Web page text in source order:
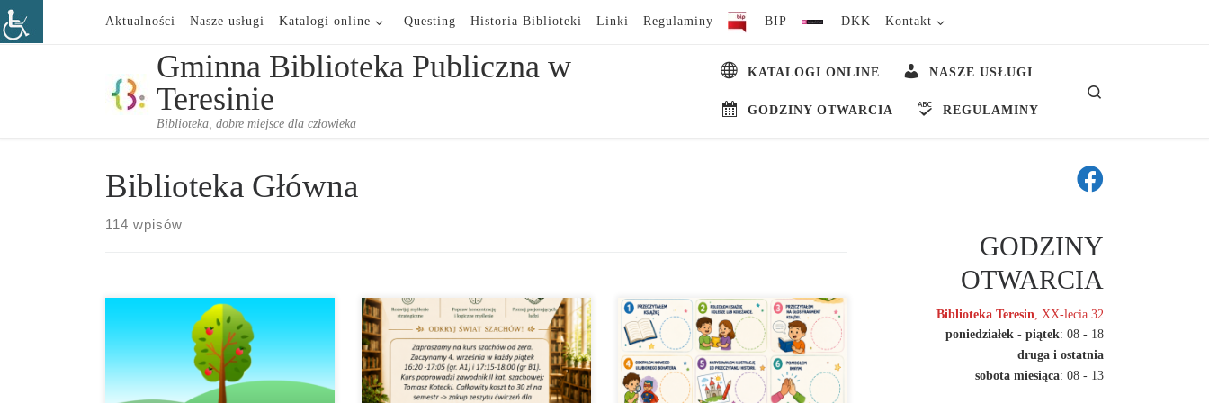
Przejdź do treściAktualności Nasze usługi Katalogi online Questing Historia Biblioteki Linki Regulaminy BIP DKK Kontakt
Gminna Biblioteka Publiczna w
Teresinie
Biblioteka, dobre miejsce dla człowieka
KATALOGI ONLINE NASZE USŁUGI
GODZINY OTWARCIA REGULAMINY
Biblioteka Główna
114 wpisów
Lubisz nowe wyzwania? Chcesz
rozwijać logiczne myślenie,
koncentrację i świetnie spędzać czas?
Mamy dla Ciebie doskonałą
Karty do odbioru w Bibliotece w
Teresinie Lubisz czytać? A może
dopiero szukasz swojej ulubionej
książki? Zapraszamy wszystkie dzieci
GODZINY
OTWARCIA
Biblioteka Teresin , XX-lecia 32
poniedziałek - piątek: 08 - 18
druga i ostatnia
sobota miesiąca: 08 - 13